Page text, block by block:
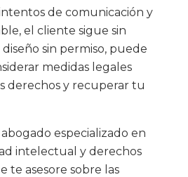
de comunicación y
el cliente sigue sin
sin permiso, puede
medidas legales
derechos y recuperar tu
especializado en
intelectual y derechos
te asesore sobre las